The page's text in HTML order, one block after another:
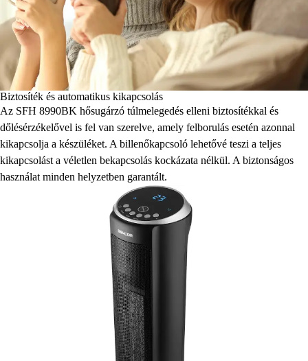
Biztosíték és automatikus kikapcsolás
Az SFH 8990BK hősugárzó túlmelegedés elleni biztosítékkal és
dőlésérzékelővel is fel van szerelve, amely felborulás esetén azonnal
kikapcsolja a készüléket. A billenőkapcsoló lehetővé teszi a teljes
kikapcsolást a véletlen bekapcsolás kockázata nélkül. A biztonságos
használat minden helyzetben garantált.